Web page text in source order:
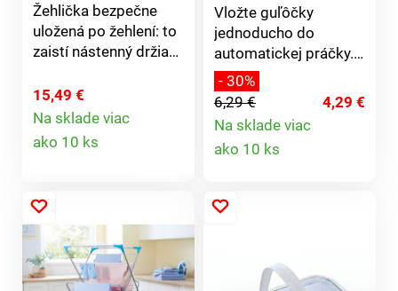
Žehlička bezpečne
uložená po žehlení: to
zaistí nástenný držiak
alebo do technickej
miestnosti. Odoláva
teplote až 200 °C. S
háčikom na zavesenie
príslušenstvo je
súčasťou dodávky.
15,49 €
Na sklade viac
ako 10 ks
Vložte guľôčky
jednoducho do
automatickej práčky.
Pochytajú nežiaduce
vlákna a vlasy už
počas prania.
- 30%
6,29 €
4,29 €
Na sklade viac
ako 10 ks